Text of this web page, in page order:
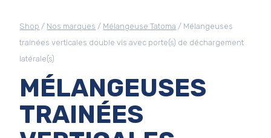
Shop / Nos marques / Mélangeuse Tatoma / Mélangeuses
trainées verticales double vis avec porte(s) de déchargement
latérale(s)
MÉLANGEUSES
TRAINÉES